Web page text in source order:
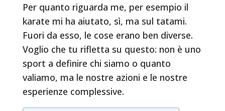
Per quanto riguarda me, per esempio il
karate mi ha aiutato, sì, ma sul tatami.
Fuori da esso, le cose erano ben diverse.
Voglio che tu rifletta su questo: non è uno
sport a definire chi siamo o quanto
valiamo, ma le nostre azioni e le nostre
esperienze complessive.